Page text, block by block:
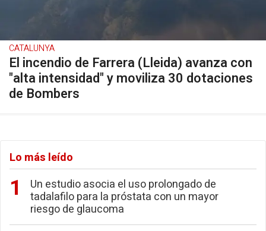
CATALUNYA
El incendio de Farrera (Lleida) avanza con
"alta intensidad" y moviliza 30 dotaciones
de Bombers
Lo más leído
Un estudio asocia el uso prolongado de
tadalafilo para la próstata con un mayor
riesgo de glaucoma